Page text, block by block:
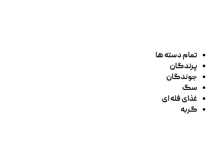
تمام دسته ها
پرندگان
جوندگان
سگ
غذای فله ای
گربه